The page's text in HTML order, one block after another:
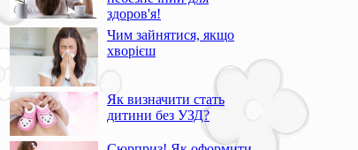
здоров'я!
Чим зайнятися, якщо
хворієш
Як визначити стать
дитини без УЗД?